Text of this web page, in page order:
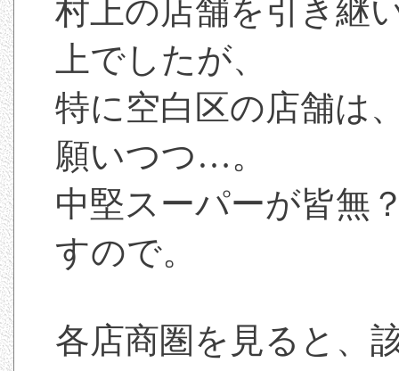
村上の店舗を引き継
上でしたが、
特に空白区の店舗は
願いつつ…。
中堅スーパーが皆無
すので。
各店商圏を見ると、